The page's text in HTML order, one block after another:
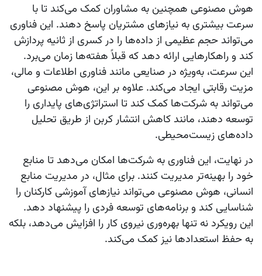
هوش مصنوعی همچنین به مشاوران کمک می‌کند تا با
سرعت بیشتری به نیازهای مشتریان پاسخ دهند. این فناوری
می‌تواند حجم عظیمی از داده‌ها را در کسری از ثانیه پردازش
کند و راهکارهایی ارائه دهد که قبلاً هفته‌ها زمان می‌برد.
این سرعت، به‌ویژه در صنایعی مانند فناوری اطلاعات و مالی،
مزیت رقابتی ایجاد می‌کند. علاوه بر این، هوش مصنوعی
می‌تواند به شرکت‌ها کمک کند تا استراتژی‌های پایداری را
توسعه دهند، مانند کاهش انتشار کربن از طریق تحلیل
داده‌های زیست‌محیطی.
در نهایت، این فناوری به شرکت‌ها امکان می‌دهد تا منابع
خود را بهینه‌تر مدیریت کنند. برای مثال، در مدیریت منابع
انسانی، هوش مصنوعی می‌تواند نیازهای آموزشی کارکنان را
شناسایی کند و برنامه‌های توسعه فردی را پیشنهاد دهد.
این رویکرد نه تنها بهره‌وری نیروی کار را افزایش می‌دهد، بلکه
به حفظ استعدادها نیز کمک می‌کند.